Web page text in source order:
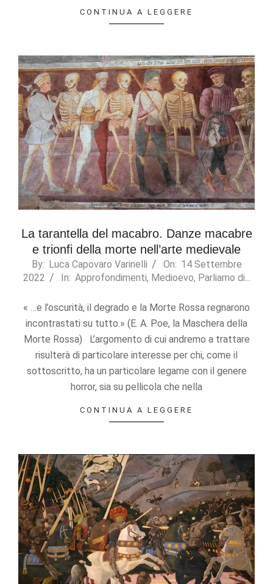
CONTINUA A LEGGERE
La tarantella del macabro. Danze macabre
e trionfi della morte nell’arte medievale
2022-
09-
By: Luca Capovaro Varinelli On: 14 Settembre
2022
In: Approfondimenti, Medioevo, Parliamo di...
« …e l’oscurità, il degrado e la Morte Rossa regnarono
incontrastati su tutto.» (E. A. Poe, la Maschera della
Morte Rossa) L’argomento di cui andremo a trattare
risulterà di particolare interesse per chi, come il
sottoscritto, ha un particolare legame con il genere
horror, sia su pellicola che nella
CONTINUA A LEGGERE